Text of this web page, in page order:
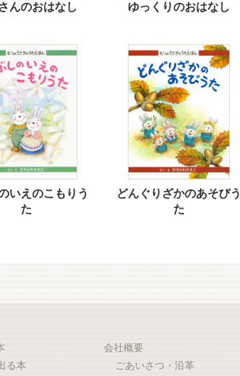
んのおはなし ゆっくりのおはなし
いえのこもりう
た
どんぐりざかのあそびう
た
る本
会社概要
ごあいさつ・沿革